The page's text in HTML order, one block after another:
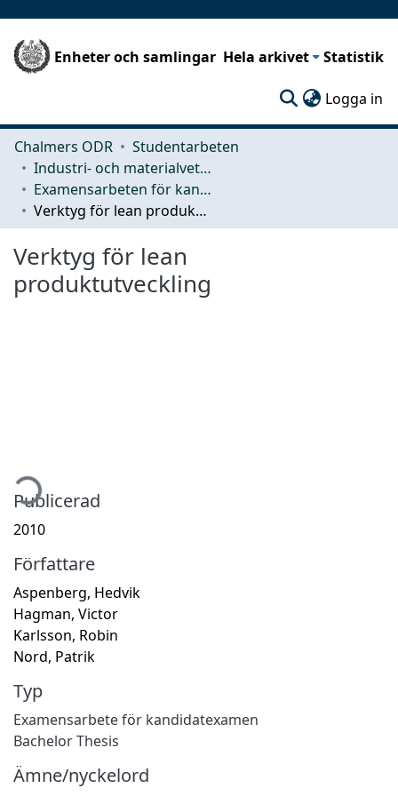
Enheter och samlingar Hela arkivet Statistik
Logga in
Chalmers ODR
Studentarbeten
Industri- och materialvetenskap (IMS)
Examensarbeten för kandidatexamen
Verktyg för lean produktutveckling
Verktyg för lean
produktutveckling
Publicerad
2010
Författare
Aspenberg, Hedvik
Hagman, Victor
Karlsson, Robin
Nord, Patrik
Typ
Examensarbete för kandidatexamen
Bachelor Thesis
Ämne/nyckelord